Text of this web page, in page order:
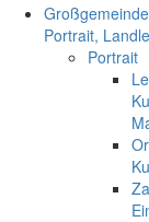
Portrait,
Portrait